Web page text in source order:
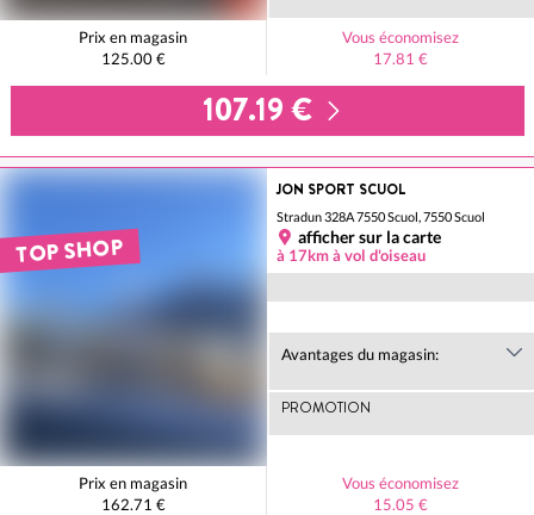
Prix en magasin
125.00 €
Vous économisez
17.81 €
107.19 €
TOP SHOP
JON SPORT SCUOL
Stradun 328A 7550 Scuol, 7550 Scuol
afficher sur la carte
à 17km à vol d'oiseau
Avantages du magasin:
PROMOTION
Prix en magasin
162.71 €
Vous économisez
15.05 €